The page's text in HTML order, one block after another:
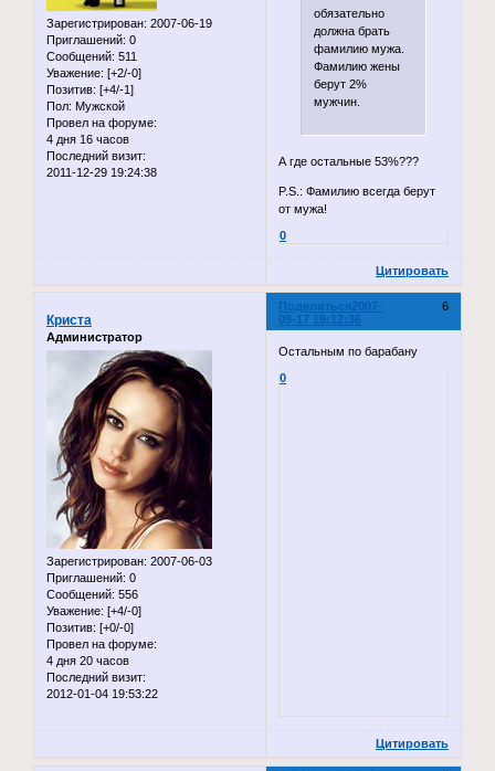
Зарегистрирован: 2007-06-19
Приглашений: 0
Сообщений: 511
Уважение: [+2/-0]
Позитив: [+4/-1]
Пол: Мужской
Провел на форуме:
4 дня 16 часов
Последний визит:
2011-12-29 19:24:38
обязательно
должна брать
фамилию мужа.
Фамилию жены
берут 2%
мужчин.
А где остальные 53%???
P.S.: Фамилию всегда берут
от мужа!
0
Цитировать
Поделиться 6
2007-
09-17 19:12:36
Криста
Администратор
Зарегистрирован: 2007-06-03
Приглашений: 0
Сообщений: 556
Уважение: [+4/-0]
Позитив: [+0/-0]
Провел на форуме:
4 дня 20 часов
Последний визит:
2012-01-04 19:53:22
Остальным по барабану
0
Цитировать